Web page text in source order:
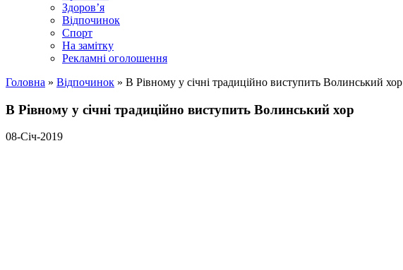
Здоров’я
Відпочинок
Спорт
На замітку
Рекламні оголошення
Головна » Відпочинок » В Рівному у січні традиційно виступить Волинський хор
В Рівному у січні традиційно виступить Волинський хор
08-Січ-2019